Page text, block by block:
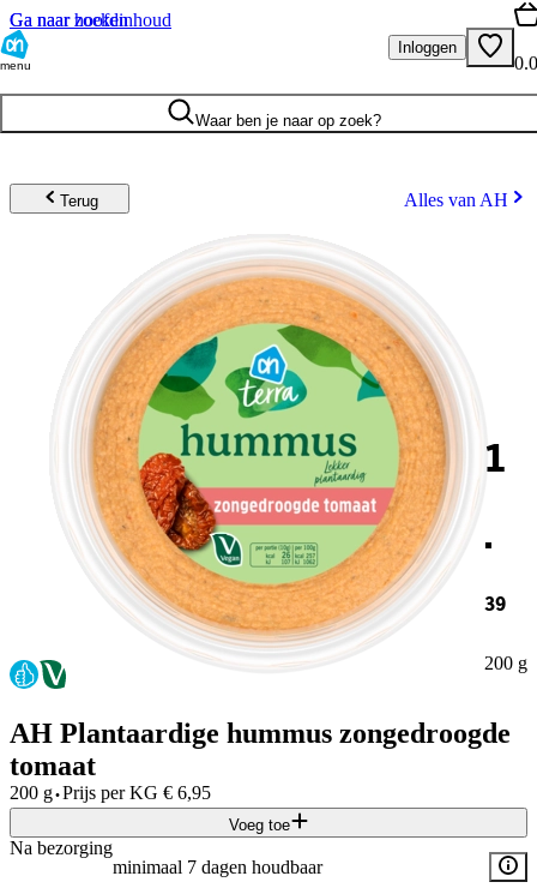
Ga naar hoofdinhoud
Ga naar zoeken
menu
Inloggen
Waar ben je naar op zoek?
Terug Alles van AH
1
.
39
200 g
AH Plantaardige hummus zongedroogde
tomaat
200 g·Prijs per KG € 6,95
Voeg toe
Na bezorging
minimaal 7 dagen houdbaar